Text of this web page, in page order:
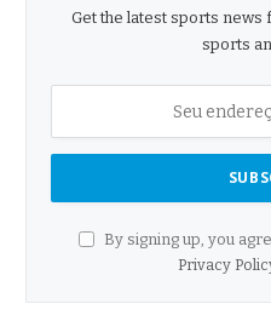
Get the latest sports news
sports
By signing up, you
Privacy